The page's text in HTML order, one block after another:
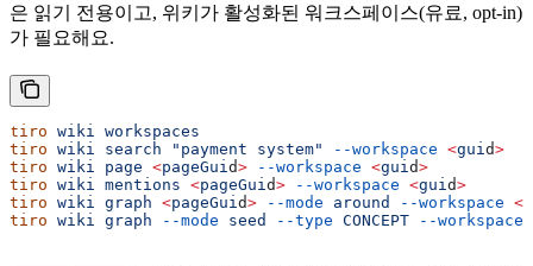
은 읽기 전용이고, 위키가 활성화된 워크스페이스(유료, opt-in)
가 필요해요.
tiro wiki workspaces
tiro wiki search "payment system" --workspace <gui d>
tiro wiki page <pageGui d> --workspace <gui d>
tiro wiki mentions <pageGui d> --workspace <gui d>
tiro wiki graph <pageGui d> --mode around --workspace <
tiro wiki graph --mode seed --type CONCEPT --workspace